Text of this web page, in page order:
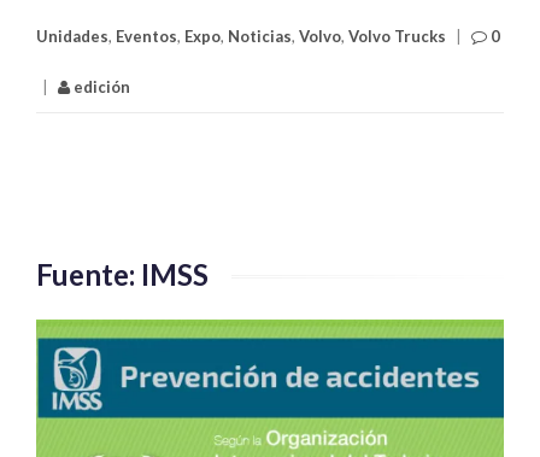
Unidades, Eventos, Expo, Noticias, Volvo, Volvo Trucks 0
edición
Fuente: IMSS